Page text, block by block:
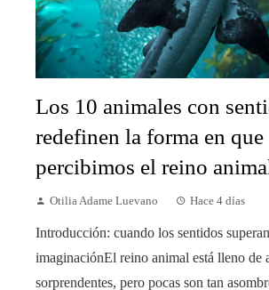
Los 10 animales con
redefinen la forma en que
percibimos el reino
Otilia Adame Luevano Hace 4 días
Introducción: cuando los sentidos
imaginaciónEl reino animal está lleno de
sorprendentes, pero pocas son tan